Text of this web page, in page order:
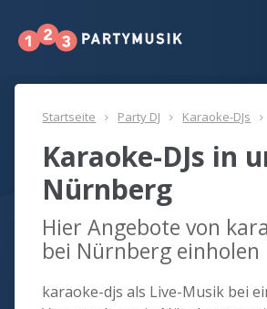
Startseite Party DJ Karaoke-DJs
Karaoke-DJs in
Nürnberg
Hier Angebote von
bei Nürnberg einholen
karaoke-djs als Live-Musik bei